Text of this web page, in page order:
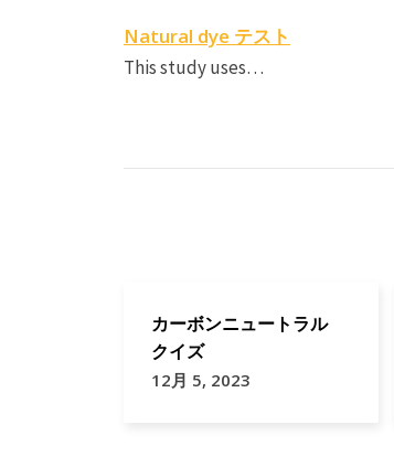
Natural dye テスト
This study uses…
カーボンニュートラル
クイズ
12月 5, 2023